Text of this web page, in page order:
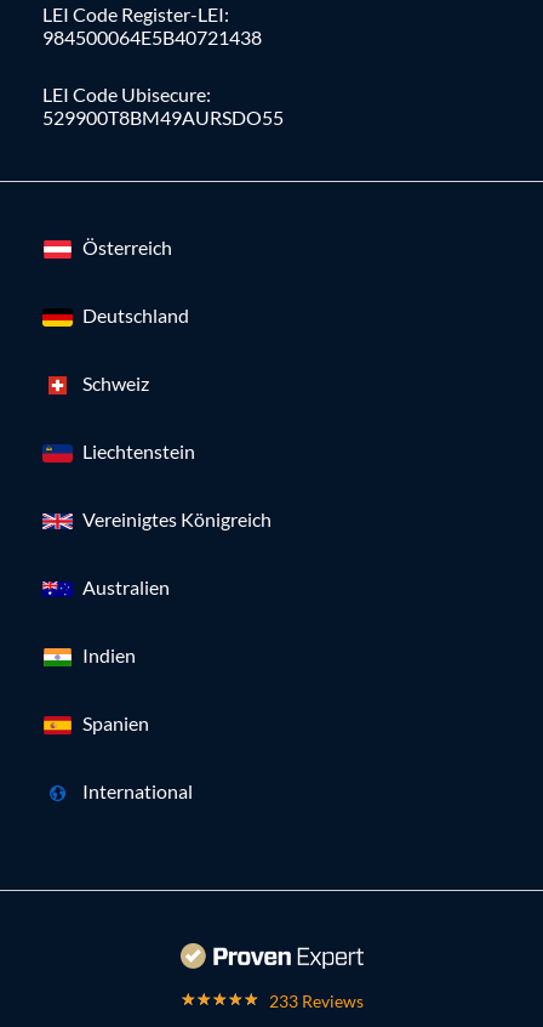
LEI Code Register-LEI:
984500064E5B40721438
LEI Code Ubisecure:
529900T8BM49AURSDO55
Österreich
Deutschland
Schweiz
Liechtenstein
Vereinigtes Königreich
Australien
Indien
Spanien
International
233 Reviews